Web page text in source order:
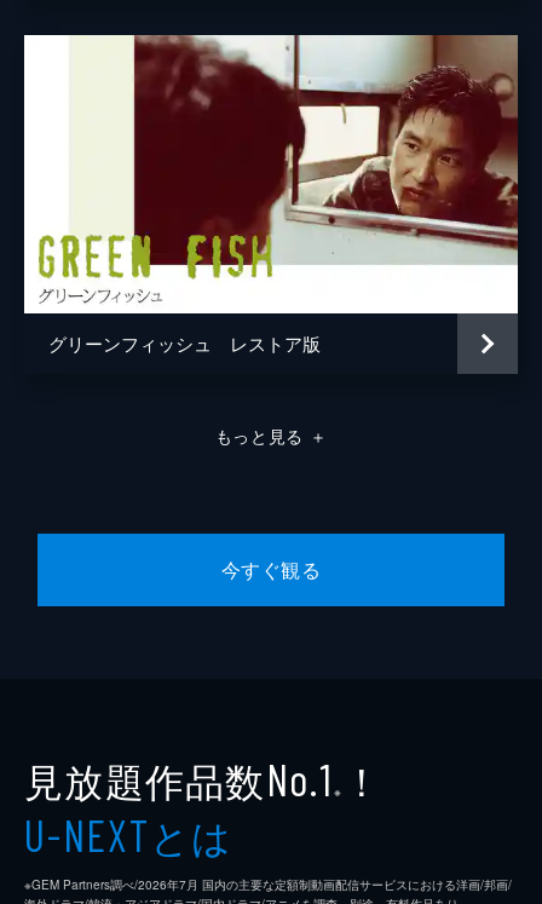
グリーンフィッシュ レストア版
もっと見る ＋
今すぐ観る
見放題作品数No.1 ※ ！
U-NEXTとは
※GEM Partners調べ/2026年7⽉ 国内の主要な定額制動画配信サービスにおける洋画/邦画/